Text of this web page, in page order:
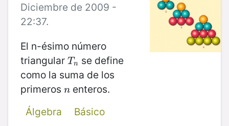
Diciembre de 2009 -
22:37.
El n-ésimo número
triangular T n
Tn se define
como la suma de los
primeros n
n enteros.
Álgebra
Básico